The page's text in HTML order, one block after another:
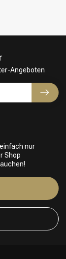
nur
Shop
Angeboten